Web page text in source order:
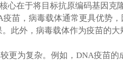
心在于将目标抗原编码基因
苗，病毒载体通常更具优势
此外，病毒载体作为疫苗的
更为复杂。例如，DNA疫苗